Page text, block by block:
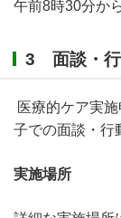
午前8時30分か
3 面談・行
医療的ケア実
子での面談・行
実施場所